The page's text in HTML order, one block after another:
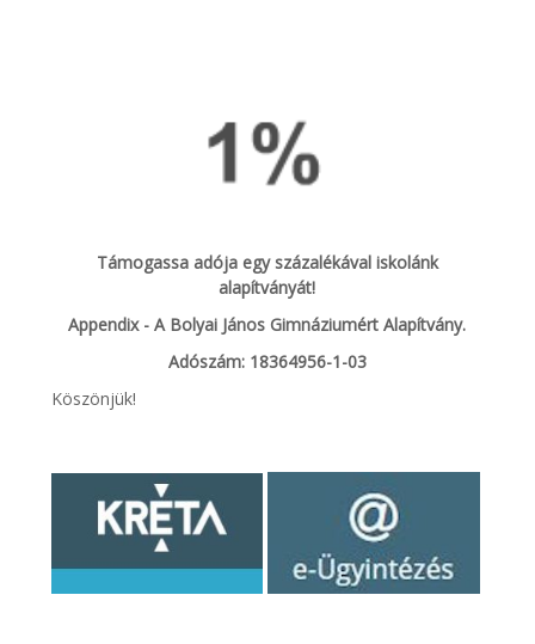
Támogassa adója egy százalékával iskolánk
alapítványát!
Appendix - A Bolyai János Gimnáziumért Alapítvány.
Adószám: 18364956-1-03
Köszönjük!